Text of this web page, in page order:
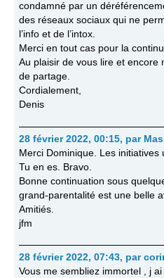
condamné par un
des réseaux sociaux qui ne
l’info et de l’intox.
Merci en tout cas pour la
Au plaisir de vous lire et encore
de partage.
Cordialement,
Denis
28 février 2022, 00:15, par
Merci Dominique. Les initiatives
Tu en es. Bravo.
Bonne continuation sous
grand-parentalité est une belle
Amitiés.
jfm
28 février 2022, 07:43, par
Vous me sembliez immortel , j